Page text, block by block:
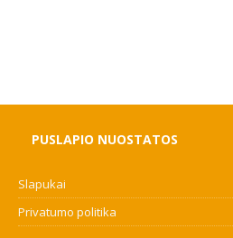
PUSLAPIO NUOSTATOS
Slapukai
Privatumo politika